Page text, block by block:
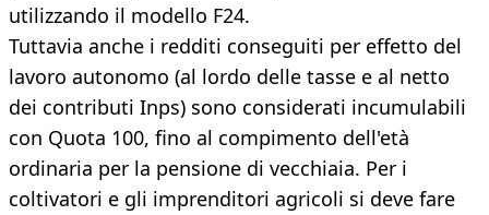
utilizzando il modello F24.
Tuttavia anche i redditi conseguiti per effetto del
lavoro autonomo (al lordo delle tasse e al netto
dei contributi Inps) sono considerati incumulabili
con Quota 100, fino al compimento dell'età
ordinaria per la pensione di vecchiaia. Per i
coltivatori e gli imprenditori agricoli si deve fare